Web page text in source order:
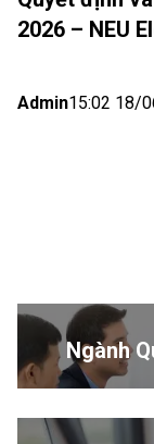
2026 – NEU
Admin15:02 18/
Ngành